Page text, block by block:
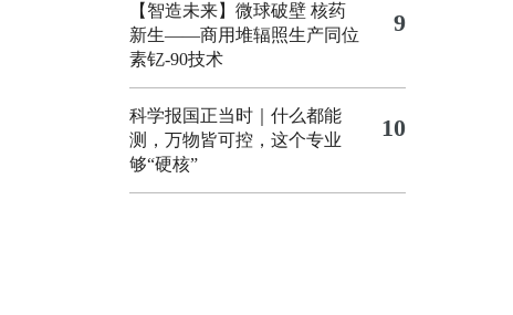
【智造未来】微球破壁 核药
新生——商用堆辐照生产同位
素钇-90技术
9
科学报国正当时｜什么都能
测，万物皆可控，这个专业
够“硬核”
10